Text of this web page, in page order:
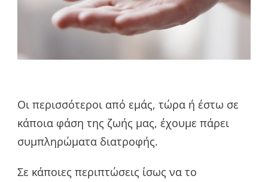
Οι περισσότεροι από εμάς, τώρα ή έστω σε
κάποια φάση της ζωής μας, έχουμε πάρει
συμπληρώματα διατροφής.
Σε κάποιες περιπτώσεις ίσως να το